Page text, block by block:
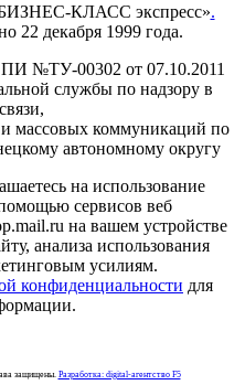
КЛАСС экспресс».
22 декабря 1999 года.
ПИ №ТУ-00302 от 07.10.2011
службы по надзору в
массовых коммуникаций по
автономному округу
на использование
сервисов веб
на вашем устройстве
анализа использования
усилиям.
конфиденциальности для
защищены. Разработка: digital-агентство F5